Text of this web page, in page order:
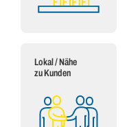
Lokal / Nähe
zu Kunden